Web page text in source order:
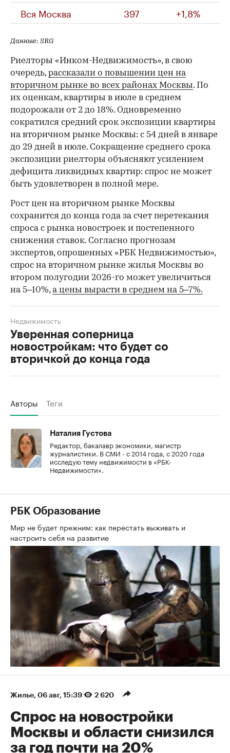
Вся Москва 397 +1,8%
Данные: SRG
Риелторы «Инком-Недвижимость», в свою
очередь,рассказали о повышении цен на
вторичном рынке во всех районах Москвы. По
их оценкам, квартиры в июле в среднем
подорожали от 2 до 18%. Одновременно
сократился средний срок экспозиции квартиры
на вторичном рынке Москвы: с 54 дней в январе
до 29 дней в июле. Сокращение среднего срока
экспозиции риелторы объясняют усилением
дефицита ликвидных квартир: спрос не может
быть удовлетворен в полной мере.
Рост цен на вторичном рынке Москвы
сохранится до конца года за счет перетекания
спроса с рынка новостроек и постепенного
снижения ставок. Согласно прогнозам
экспертов, опрошенных «РБК Недвижимостью»,
спрос на вторичном рынке жилья Москвы во
втором полугодии 2026-го может увеличиться
на 5–10%,а цены вырасти в среднем на 5–7%.
Уверенная соперница
новостройкам: что будет со
вторичкой до конца года
Недвижимость
Авторы Теги
Наталия Густова
Редактор, бакалавр экономики, магистр
журналистики. В СМИ - с 2014 года, с 2020 года
исследую тему недвижимости в «РБК-
Недвижимости».
РБК Образование
Мир не будет прежним: как перестать выживать и
настроить себя на развитие
Жилье⁠, 06 авг, 15:39 2 620
Спрос на новостройки
Москвы и области снизился
за год почти на 20%